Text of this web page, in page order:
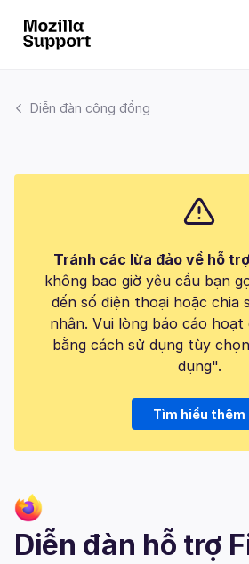
Diễn đàn cộng đồng
Tránh các lừa đảo về hỗ
không bao giờ yêu cầu bạn
đến số điện thoại hoặc chia
nhân. Vui lòng báo cáo hoạt
bằng cách sử dụng tùy
dụng".
Tìm hiểu thêm
Diễn đàn hỗ trợ